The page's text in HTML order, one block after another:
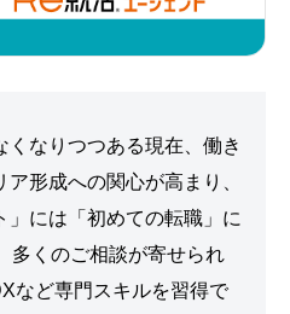
なりつつある現在、働き
形成への関心が高まり、
」には「初めての転職」に
多くのご相談が寄せられ
など専門スキルを習得で